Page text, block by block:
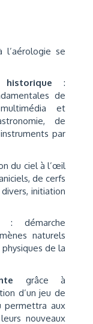
l’aérologie se
:
de
et
de
par
du ciel à l’œil
de cerfs
initiation
: démarche
naturels
de la
grâce à
d’un jeu de
permettra aux
nouveaux